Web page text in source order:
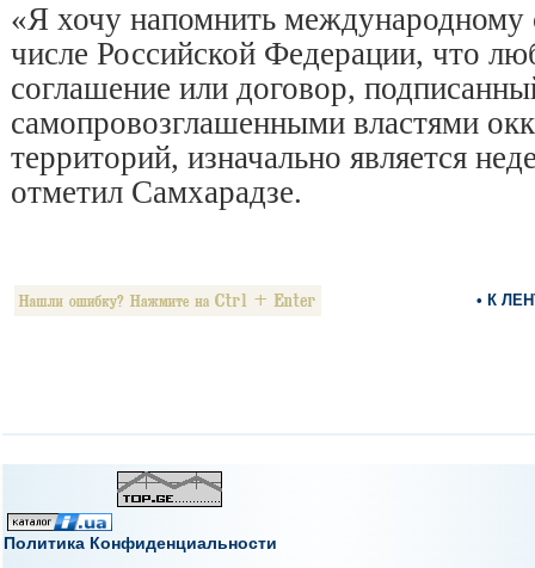
«Я хочу напомнить международному
числе Российской Федерации, что
соглашение или договор,
самопровозглашенными властями
территорий, изначально является
отметил Самхарадзе.
• К
Политика Конфиденциальности